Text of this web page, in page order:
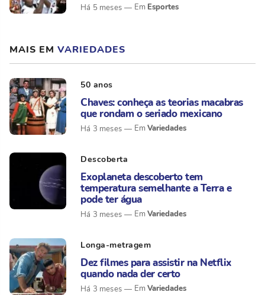
Há 5 meses Esportes
MAIS EM VARIEDADES
50 anos
Chaves: conheça as teorias macabras
que rondam o seriado mexicano
Há 3 meses Variedades
Descoberta
Exoplaneta descoberto tem
temperatura semelhante a Terra e
pode ter água
Há 3 meses Variedades
Longa-metragem
Dez filmes para assistir na Netflix
quando nada der certo
Há 3 meses Variedades